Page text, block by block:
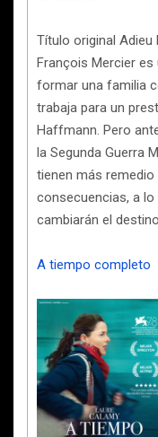
Título original
François Mercier
formar una familia
trabaja para un
Haffmann. Pero
la Segunda Guerra
tienen más remedio
consecuencias, a
cambiarán el
A tiempo completo